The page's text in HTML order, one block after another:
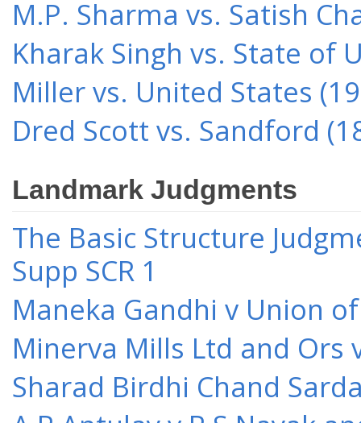
M.P. Sharma vs. Satish
Kharak Singh vs. State of
Miller vs. United States
Dred Scott vs. Sandford
Landmark Judgments
The Basic Structure
Supp SCR 1
Maneka Gandhi v Union
Minerva Mills Ltd and Ors
Sharad Birdhi Chand